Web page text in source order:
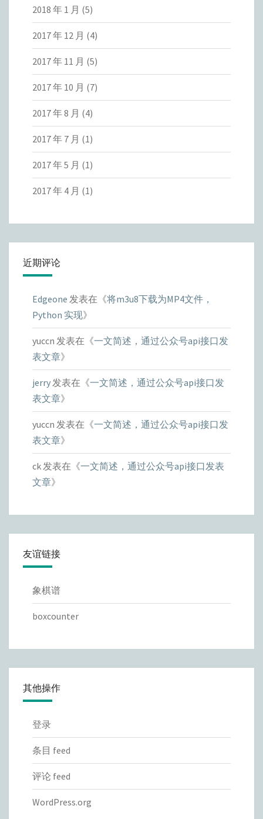
2018 年 1 月 (5)
2017 年 12 月 (4)
2017 年 11 月 (5)
2017 年 10 月 (7)
2017 年 8 月 (4)
2017 年 7 月 (1)
2017 年 5 月 (1)
2017 年 4 月 (1)
近期评论
Edgeone 发表在《将m3u8下载为MP4文件，
Python 实现》
yuccn 发表在《一文简述，通过公众号api接口发
表文章》
jerry 发表在《一文简述，通过公众号api接口发
表文章》
yuccn 发表在《一文简述，通过公众号api接口发
表文章》
ck 发表在《一文简述，通过公众号api接口发表
文章》
友谊链接
象棋谱
boxcounter
其他操作
登录
条目 feed
评论 feed
WordPress.org